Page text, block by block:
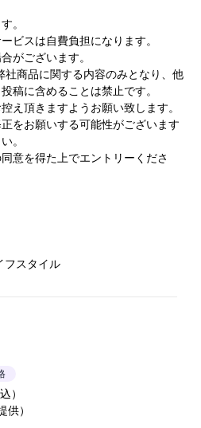
。
ビスは自費負担になります。
がございます。
商品に関する内容のみとなり、他
稿に含めることは禁止です。
え頂きますようお願い致します。
をお願いする可能性がございます
。
意を得た上でエントリーくださ
フスタイル
）
）